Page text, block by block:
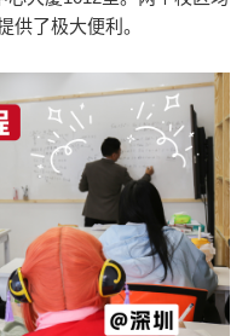
供了极大便利。